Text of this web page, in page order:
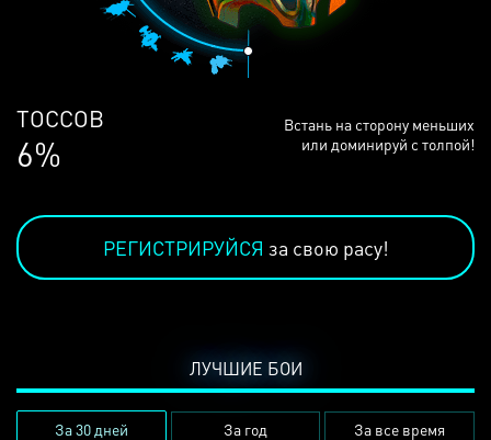
ЛЮДЕЙ
68%
Встань на сторону меньших
или доминируй с толпой!
РЕГИСТРИРУЙСЯ за свою расу!
ЛУЧШИЕ БОИ
За 30 дней За год За все время